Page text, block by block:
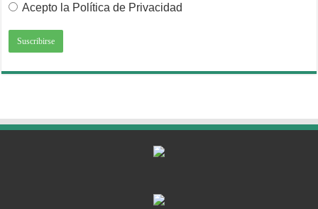
Acepto la Política de Privacidad